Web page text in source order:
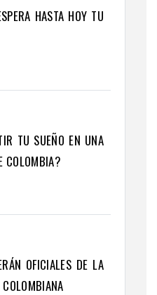
HASTA HOY TU
TU SUEÑO EN UNA
COLOMBIA?
OFICIALES DE LA
COLOMBIANA